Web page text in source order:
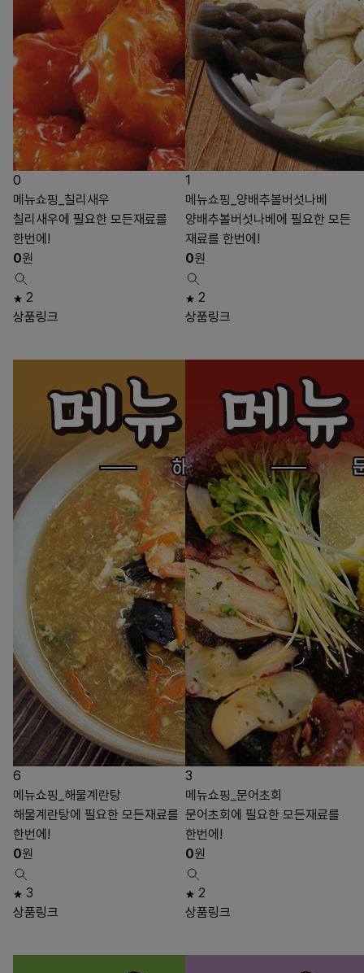
0
메뉴쇼핑_칠리새우
칠리새우에 필요한 모든재료를
한번에!
0원
2
상품링크
1
메뉴쇼핑_양배추볼버섯나베
양배추볼버섯나베에 필요한 모든
재료를 한번에!
0원
2
상품링크
6
메뉴쇼핑_해물계란탕
해물계란탕에 필요한 모든재료를
한번에!
0원
3
상품링크
3
메뉴쇼핑_문어초회
문어초회에 필요한 모든재료를
한번에!
0원
2
상품링크